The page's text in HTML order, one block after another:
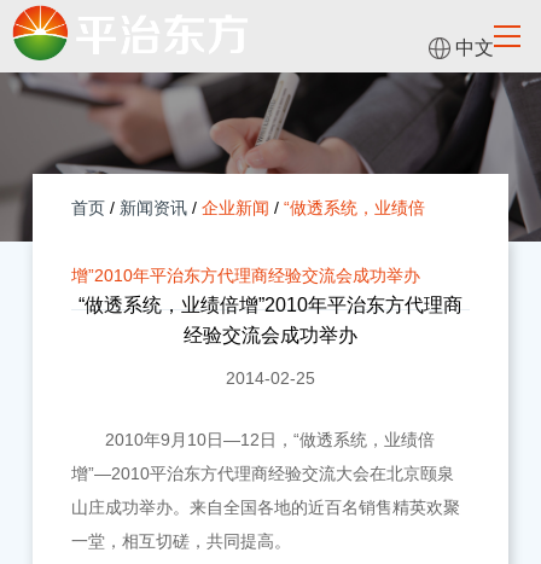
中文
首页/ 新闻资讯/ 企业新闻 / “做透系统，业绩倍
增”2010年平治东方代理商经验交流会成功举办
“做透系统，业绩倍增”2010年平治东方代理商
经验交流会成功举办
2014-02-25
2010年9月10日—12日，“做透系统，业绩倍
增”—2010平治东方代理商经验交流大会在北京颐泉
山庄成功举办。来自全国各地的近百名销售精英欢聚
一堂，相互切磋，共同提高。